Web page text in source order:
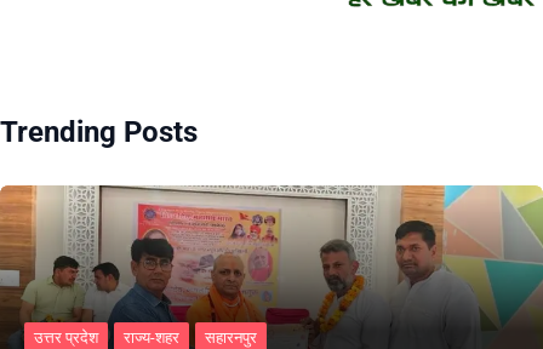
Trending Posts
उत्तर प्रदेश राज्य-शहर सहारनपुर